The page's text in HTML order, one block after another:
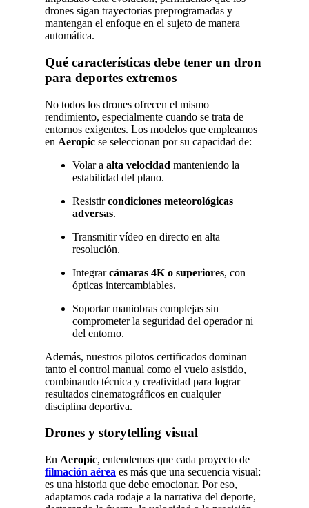
drones sigan trayectorias preprogramadas y
mantengan el enfoque en el sujeto de manera
automática.
Qué características debe tener un dron
para deportes extremos
No todos los drones ofrecen el mismo
rendimiento, especialmente cuando se trata de
entornos exigentes. Los modelos que empleamos
en Aeropic se seleccionan por su capacidad de:
Volar aalta velocidad manteniendo la
estabilidad del plano.
Resistircondiciones meteorológicas
adversas.
Transmitir vídeo en directo en alta
resolución.
Integrarcámaras 4K o superiores, con
ópticas intercambiables.
Soportar maniobras complejas sin
comprometer la seguridad del operador ni
del entorno.
Además, nuestros pilotos certificados dominan
tanto el control manual como el vuelo asistido,
combinando técnica y creatividad para lograr
resultados cinematográficos en cualquier
disciplina deportiva.
Drones y storytelling visual
En Aeropic, entendemos que cada proyecto de
filmación aérea es más que una secuencia visual:
es una historia que debe emocionar. Por eso,
adaptamos cada rodaje a la narrativa del deporte,